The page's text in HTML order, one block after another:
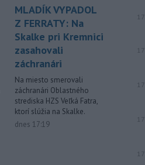
MLADÍK VYPADOL
Z FERRATY: Na
Skalke pri Kremnici
zasahovali
záchranári
Na miesto smerovali
záchranári Oblastného
strediska HZS Veľká Fatra,
ktorí slúžia na Skalke.
dnes 17:19